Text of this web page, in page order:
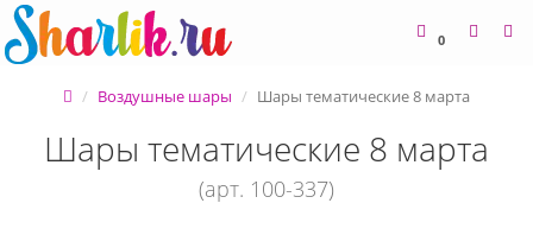
0
Воздушные шары Шары тематические 8 марта
Шары тематические 8 марта
(арт. 100-337)